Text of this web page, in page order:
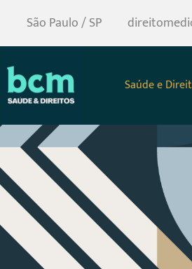
São Paulo / SP
Saúde e